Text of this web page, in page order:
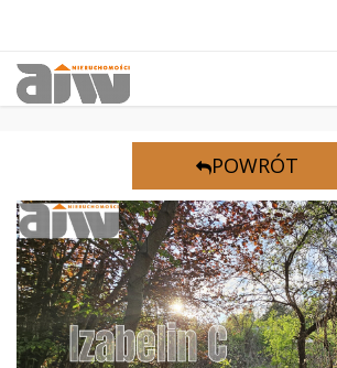
POWRÓT